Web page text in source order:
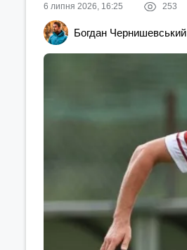
6 липня 2026, 16:25 253
Богдан Чернишевський